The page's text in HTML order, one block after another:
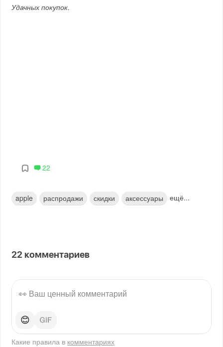
Удачных покупок.
22
apple распродажи скидки аксессуары ещё...
22 комментариев
😊
Какие правила в комментариях